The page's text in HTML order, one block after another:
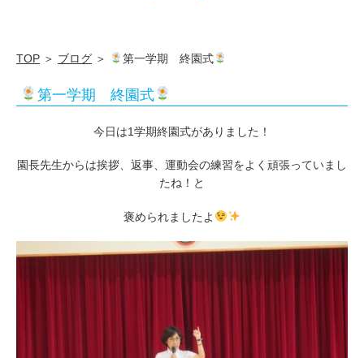
TOP ＞ ブログ ＞ 第一学期 終園式
第一学期 終園式
今日は1学期終園式がありました！
園長先生からは挨拶、返事、運動会の練習をよく頑張っていまし
たね！と
褒められましたよ